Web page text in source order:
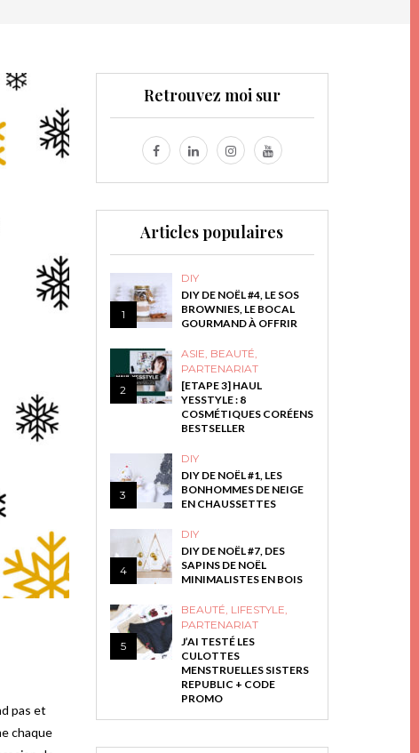
pas et
chaque
Retrouvez moi sur
Articles populaires
1
DIY
DIY DE NOËL #4, LE SOS
BROWNIES, LE BOCAL
GOURMAND À OFFRIR
2
ASIE, BEAUTÉ,
PARTENARIAT
[ETAPE 3] HAUL
YESSTYLE : 8
COSMÉTIQUES CORÉENS
BESTSELLER
3
DIY
DIY DE NOËL #1, LES
BONHOMMES DE NEIGE
EN CHAUSSETTES
4
DIY
DIY DE NOËL #7, DES
SAPINS DE NOËL
MINIMALISTES EN BOIS
5
BEAUTÉ, LIFESTYLE,
PARTENARIAT
J’AI TESTÉ LES
CULOTTES
MENSTRUELLES SISTERS
REPUBLIC + CODE
PROMO